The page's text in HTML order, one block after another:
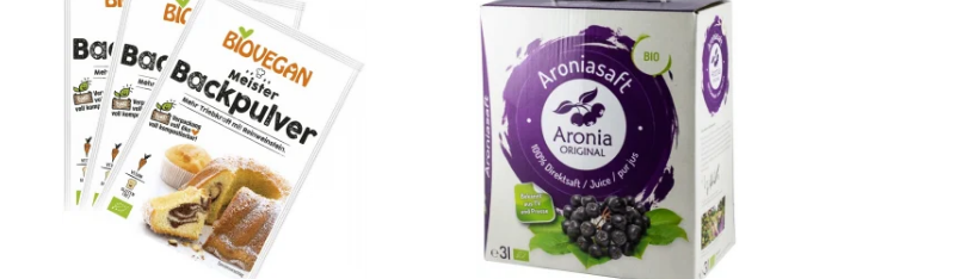
Semipreparate
Specialitati si produse asiatice